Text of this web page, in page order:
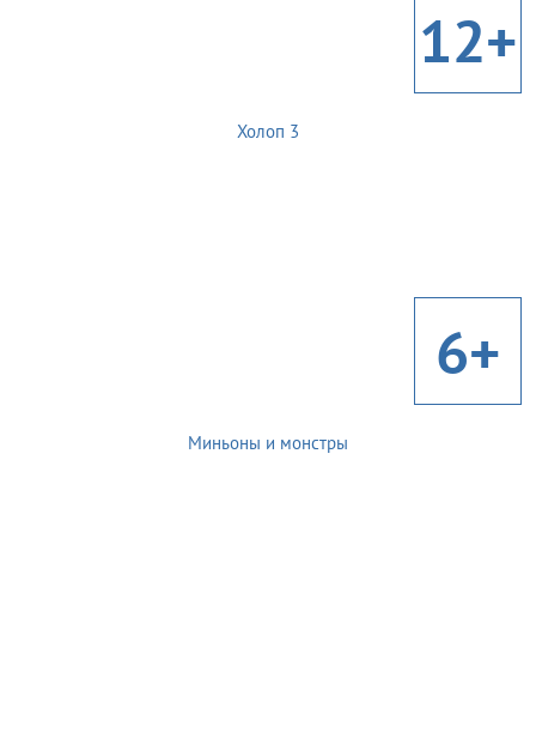
12+
Холоп 3
6+
Миньоны и монстры